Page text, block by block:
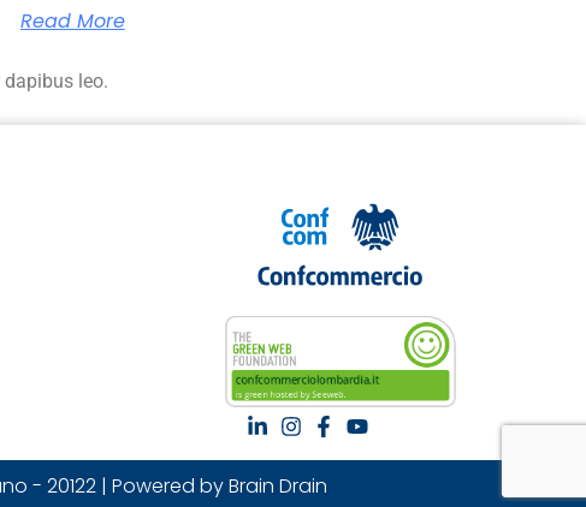
Read More
leo.
- 20122 | Powered by Brain Drain